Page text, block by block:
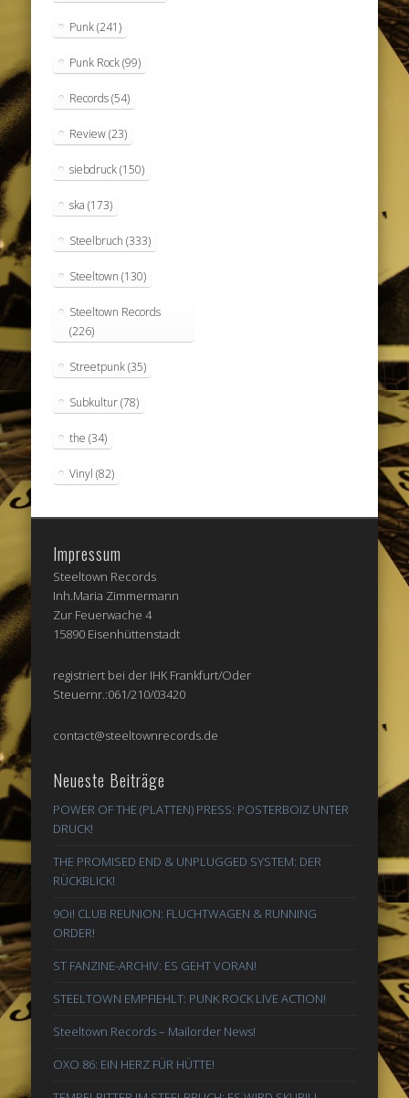
Punk(241)
Punk Rock(99)
Records(54)
Review(23)
siebdruck(150)
ska (173)
Steelbruch (333)
Steeltown (130)
Steeltown Records
(226)
Streetpunk(35)
Subkultur(78)
the (34)
Vinyl (82)
Impressum
Steeltown Records
Inh.Maria Zimmermann
Zur Feuerwache 4
15890 Eisenhüttenstadt
registriert bei der IHK Frankfurt/Oder
Steuernr.:061/210/03420
contact@steeltownrecords.de
Neueste Beiträge
POWER OF THE (PLATTEN) PRESS: POSTERBOIZ UNTER
DRUCK!
THE PROMISED END & UNPLUGGED SYSTEM: DER
RÜCKBLICK!
9Oi! CLUB REUNION: FLUCHTWAGEN & RUNNING
ORDER!
ST FANZINE-ARCHIV: ES GEHT VORAN!
STEELTOWN EMPFIEHLT: PUNK ROCK LIVE ACTION!
Steeltown Records – Mailorder News!
OXO 86: EIN HERZ FÜR HÜTTE!